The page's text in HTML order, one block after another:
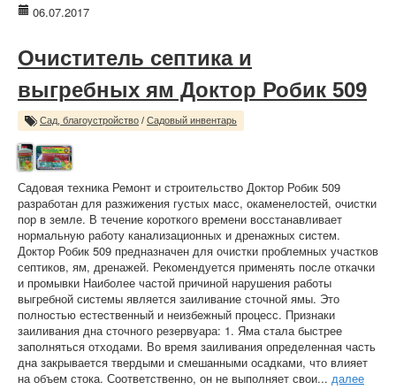
06.07.2017
Очиститель септика и
выгребных ям Доктор Робик 509
Сад, благоустройство / Садовый инвентарь
Садовая техника Ремонт и строительство Доктор Робик 509
разработан для разжижения густых масс, окаменелостей, очистки
пор в земле. В течение короткого времени восстанавливает
нормальную работу канализационных и дренажных систем.
Доктор Робик 509 предназначен для очистки проблемных участков
септиков, ям, дренажей. Рекомендуется применять после откачки
и промывки Наиболее частой причиной нарушения работы
выгребной системы является заиливание сточной ямы. Это
полностью естественный и неизбежный процесс. Признаки
заиливания дна сточного резервуара: 1. Яма стала быстрее
заполняться отходами. Во время заиливания определенная часть
дна закрывается твердыми и смешанными осадками, что влияет
на объем стока. Соответственно, он не выполняет свои... далее